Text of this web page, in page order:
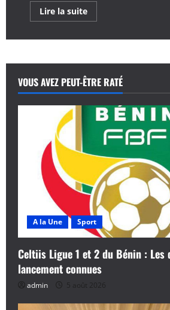
Lire la suiteEn
savoir
Les
trois
points
retenir
sur
travaux
Bénin
VOUS AVEZ PEUT-ÊTRE RATÉ
A la Une Sport
Celtiis Ligue 1 et 2 du Bénin : Les
lancement connues
admin 5 août 2026